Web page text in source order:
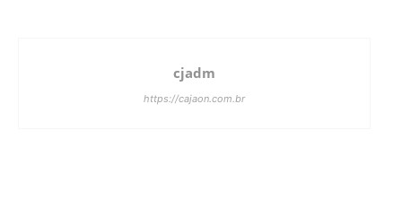
cjadm
https://cajaon.com.br